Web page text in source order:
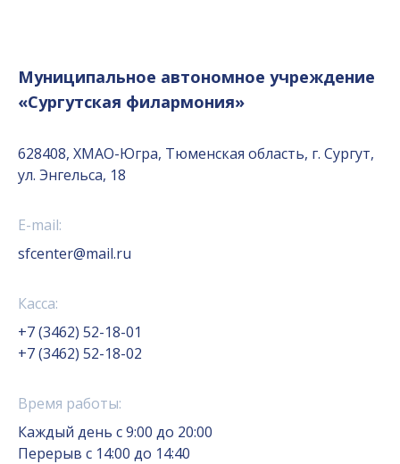
Муниципальное автономное учреждение
«Сургутская филармония»
628408, ХМАО-Югра, Тюменская область, г. Сургут,
ул. Энгельса, 18
E-mail:
sfcenter@mail.ru
Касса:
+7 (3462) 52-18-01
+7 (3462) 52-18-02
Время работы:
Каждый день с 9:00 до 20:00
Перерыв с 14:00 до 14:40